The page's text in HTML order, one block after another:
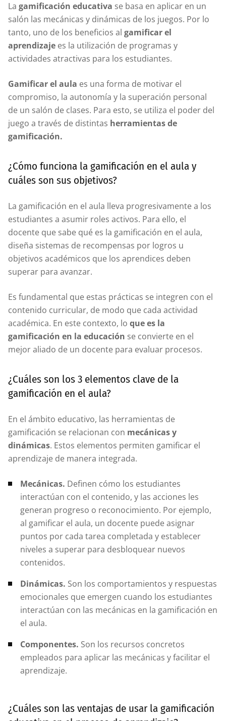
La gamificación educativa se basa en aplicar en un
salón las mecánicas y dinámicas de los juegos. Por lo
tanto, uno de los beneficios al gamificar el
aprendizaje es la utilización de programas y
actividades atractivas para los estudiantes.
Gamificar el aula es una forma de motivar el
compromiso, la autonomía y la superación personal
de un salón de clases. Para esto, se utiliza el poder del
juego a través de distintas herramientas de
gamificación.
¿Cómo funciona la gamificación en el aula y
cuáles son sus objetivos?
La gamificación en el aula lleva progresivamente a los
estudiantes a asumir roles activos. Para ello, el
docente que sabe qué es la gamificación en el aula,
diseña sistemas de recompensas por logros u
objetivos académicos que los aprendices deben
superar para avanzar.
Es fundamental que estas prácticas se integren con el
contenido curricular, de modo que cada actividad
académica. En este contexto, lo que es la
gamificación en la educación se convierte en el
mejor aliado de un docente para evaluar procesos.
¿Cuáles son los 3 elementos clave de la
gamificación en el aula?
En el ámbito educativo, las herramientas de
gamificación se relacionan con mecánicas y
dinámicas. Estos elementos permiten gamificar el
aprendizaje de manera integrada.
Mecánicas. Definen cómo los estudiantes
interactúan con el contenido, y las acciones les
generan progreso o reconocimiento. Por ejemplo,
al gamificar el aula, un docente puede asignar
puntos por cada tarea completada y establecer
niveles a superar para desbloquear nuevos
contenidos.
Dinámicas. Son los comportamientos y respuestas
emocionales que emergen cuando los estudiantes
interactúan con las mecánicas en la gamificación en
el aula.
Componentes. Son los recursos concretos
empleados para aplicar las mecánicas y facilitar el
aprendizaje.
¿Cuáles son las ventajas de usar la gamificación